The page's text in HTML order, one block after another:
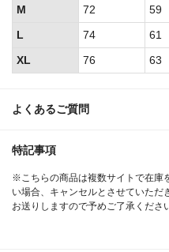
よくあるご質問
特記事項
※こちらの商品は複数サイトで在庫
い場合、キャンセルとさせていただ
お送りしますので予めご了承くださ
M
72 59
L
74 61
XL
76 63